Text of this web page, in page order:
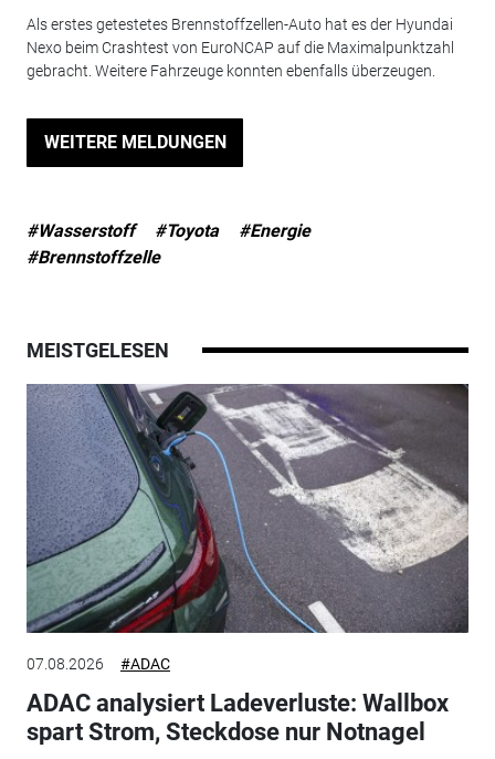
Als erstes getestetes Brennstoffzellen-Auto hat es der Hyundai
Nexo beim Crashtest von EuroNCAP auf die Maximalpunktzahl
gebracht. Weitere Fahrzeuge konnten ebenfalls überzeugen.
WEITERE MELDUNGEN
#Wasserstoff #Toyota
#Energie
#Brennstoffzelle
MEISTGELESEN
07.08.2026 #ADAC
ADAC analysiert Ladeverluste: Wallbox
spart Strom, Steckdose nur Notnagel